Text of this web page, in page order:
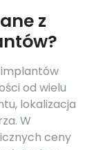
z
implantów
od wielu
lokalizacja
W
ceny